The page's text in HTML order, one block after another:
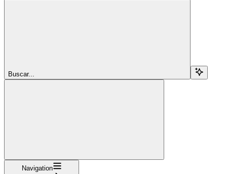
Buscar...
Navigation